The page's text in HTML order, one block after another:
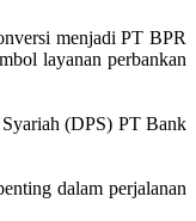
menjadi PT BPR
layanan perbankan
(DPS) PT Bank
dalam perjalanan